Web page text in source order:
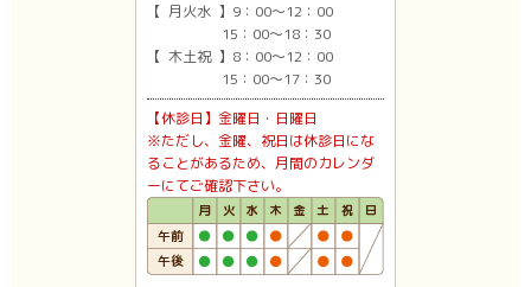
【 月火水 】9：00〜12：00
15：00〜18：30
【 木土祝 】8：00〜12：00
15：00〜17：30
【休診日】金曜日・日曜日
※ただし、金曜、祝日は休診日にな
ることがあるため、月間のカレンダ
ーにてご確認下さい。